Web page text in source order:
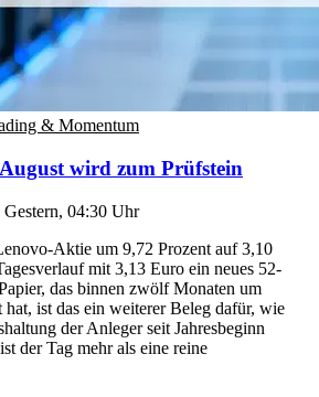
& Momentum
wird zum Prüfstein
Gestern, 04:30 Uhr
Aktie um 9,72 Prozent auf 3,10
mit 3,13 Euro ein neues 52-
das binnen zwölf Monaten um
hat, ist das ein weiterer Beleg dafür, wie
der Anleger seit Jahresbeginn
der Tag mehr als eine reine